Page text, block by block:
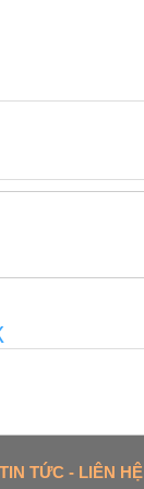
TIN TỨC - LIÊN HỆ